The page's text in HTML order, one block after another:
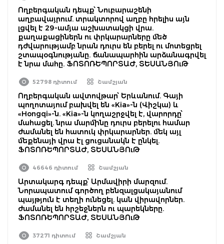
Ողբերգական դեպք՝ Նուբարաշենի
աղբավայրում. տրակտորով աղբը հրելիս այն
լցվել է 29-ամյա աշխատակցի վրա.
քաղաքացիներն ու փրկարարները մեծ
դժվարությամբ նրան դուրս են բերել ու մոտեցրել
շտապօգնությանը. ճանապարհին արձանագրվել
է նրա մահը. ՖՈՏՈՌԵՊՈՐՏԱԺ, ՏԵՍԱՆՅՈւԹ
52798 դիտում Շամշյան
Ողբերգական ավտովթար՝ Երևանում. Գայի
պողոտայում բախվել են «Kia»-ն (Վիշկա) և
«Hongqi»-ն. «Kia»-ն կողաշրջվել է, վարորդը՝
մահացել. նրա մարմինը դուրս բերելու համար
ժամանել են հատուկ փրկարարներ. մեկ այլ
մեքենայի վրա էլ ցուցանակն է ընկել.
ՖՈՏՈՌԵՊՈՐՏԱԺ, ՏԵՍԱՆՅՈւԹ
46646 դիտում Շամշյան
Արտակարգ դեպք՝ Արմավիրի մարզում.
Նորապատում գործող բենզալցակայանում
պայթյուն է տեղի ունեցել. կան վիրավորներ.
ժամանել են հրշեջներն ու պարեկները.
ՖՈՏՈՌԵՊՈՐՏԱԺ, ՏԵՍԱՆՅՈւԹ
37271 դիտում Շամշյան